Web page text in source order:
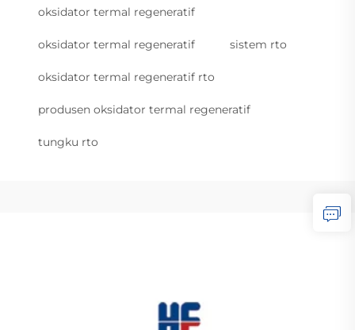
oksidator termal regeneratif
oksidator termal regeneratif sistem rto
oksidator termal regeneratif rto
produsen oksidator termal regeneratif
tungku rto